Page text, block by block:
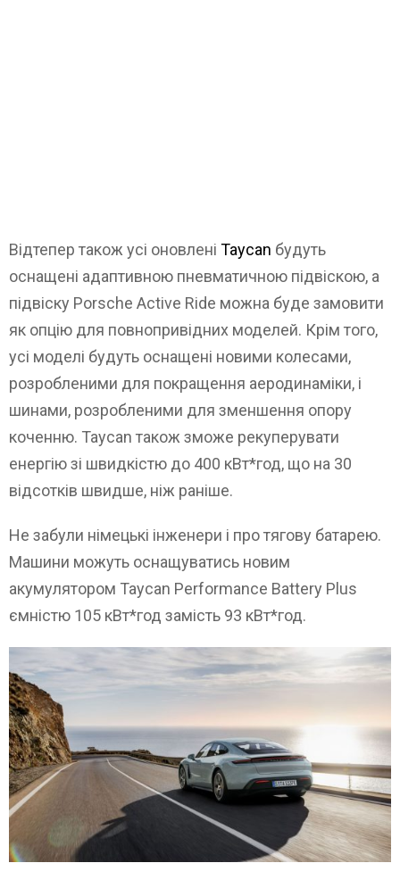
Відтепер також усі оновлені Taycan будуть
оснащені адаптивною пневматичною підвіскою, а
підвіску Porsche Active Ride можна буде замовити
як опцію для повнопривідних моделей. Крім того,
усі моделі будуть оснащені новими колесами,
розробленими для покращення аеродинаміки, і
шинами, розробленими для зменшення опору
коченню. Taycan також зможе рекуперувати
енергію зі швидкістю до 400 кВт*год, що на 30
відсотків швидше, ніж раніше.
Не забули німецькі інженери і про тягову батарею.
Машини можуть оснащуватись новим
акумулятором Taycan Performance Battery Plus
ємністю 105 кВт*год замість 93 кВт*год.